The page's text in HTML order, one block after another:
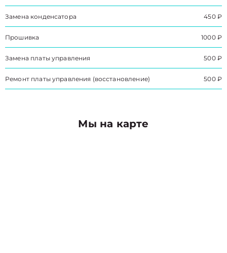
Замена конденсатора 450 ₽
Прошивка 1000 ₽
Замена платы управления 500 ₽
Ремонт платы управления (восстановление) 500 ₽
Мы на карте